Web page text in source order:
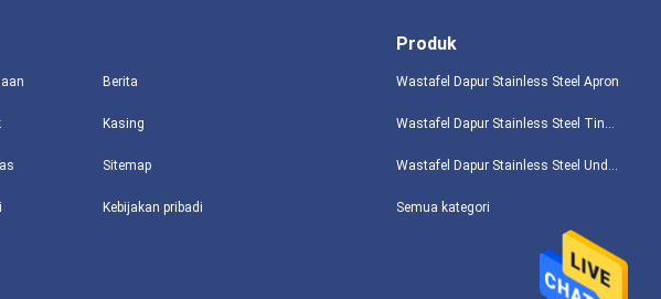
Berita
Kasing
Sitemap
Kebijakan pribadi
Produk
Wastafel Dapur Stainless Steel Apron
Wastafel Dapur Stainless Steel Tingkat Atas
Wastafel Dapur Stainless Steel Undermount
Semua kategori